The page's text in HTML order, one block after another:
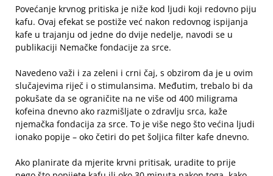
Povećanje krvnog pritiska je niže kod ljudi koji redovno piju
kafu. Ovaj efekat se postiže već nakon redovnog ispijanja
kafe u trajanju od jedne do dvije nedelje, navodi se u
publikaciji Nemačke fondacije za srce.
Navedeno važi i za zeleni i crni čaj, s obzirom da je u ovim
slučajevima riječ i o stimulansima. Međutim, trebalo bi da
pokušate da se ograničite na ne više od 400 miligrama
kofeina dnevno ako razmišljate o zdravlju srca, kaže
njemačka fondacija za srce. To je više nego što većina ljudi
ionako popije – oko četiri do pet šoljica filter kafe dnevno.
Ako planirate da mjerite krvni pritisak, uradite to prije